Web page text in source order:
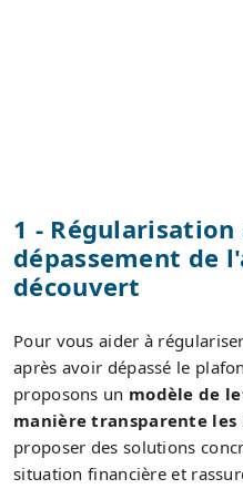
1 - Régularisation
dépassement de
découvert
Pour vous aider à
après avoir dépassé le
proposons un modèle de
manière transparente les
proposer des solutions
situation financière et